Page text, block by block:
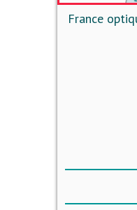
France